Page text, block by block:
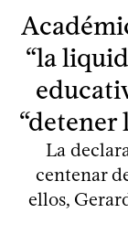
“la
“detener
La
centenar
ellos,